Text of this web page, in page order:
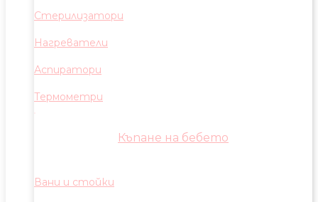
Стерилизатори
Нагреватели
Аспиратори
Термометри
Къпане на бебето
Вани и стойки